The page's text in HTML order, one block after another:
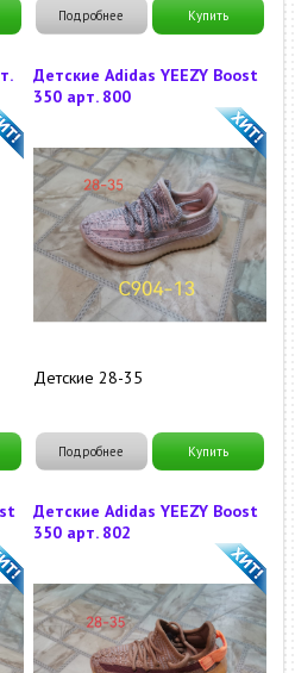
Подробнее Купить
Детские Adidas YEEZY Boost
350 арт. 800
Детские 28-35
Подробнее Купить
Детские Adidas YEEZY Boost
350 арт. 802